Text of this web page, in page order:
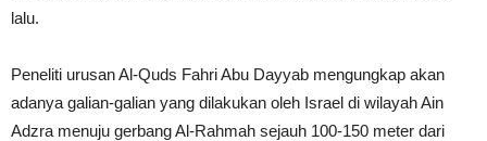
lalu.
Peneliti urusan Al-Quds Fahri Abu Dayyab mengungkap akan
adanya galian-galian yang dilakukan oleh Israel di wilayah Ain
Adzra menuju gerbang Al-Rahmah sejauh 100-150 meter dari